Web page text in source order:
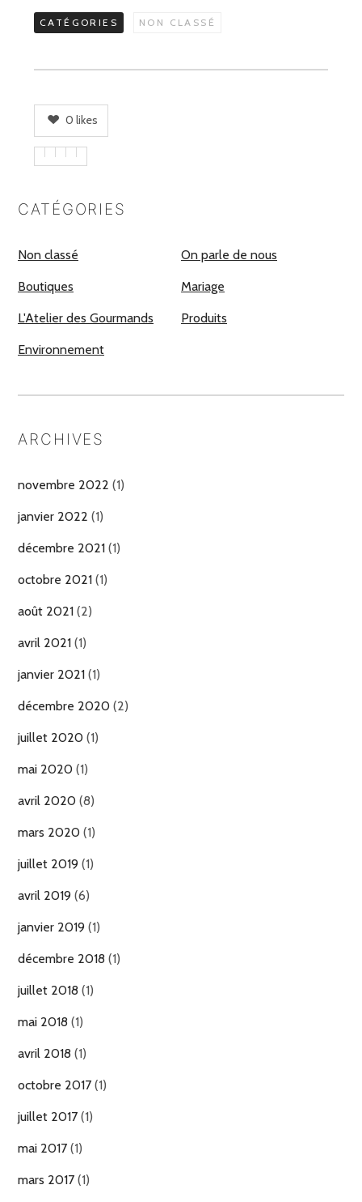
CATÉGORIES NON CLASSÉ
0 likes
CATÉGORIES
Non classé On parle de nous
Boutiques Mariage
L'Atelier des Gourmands Produits
Environnement
ARCHIVES
novembre 2022 (1)
janvier 2022 (1)
décembre 2021 (1)
octobre 2021 (1)
août 2021 (2)
avril 2021 (1)
janvier 2021 (1)
décembre 2020 (2)
juillet 2020 (1)
mai 2020 (1)
avril 2020 (8)
mars 2020 (1)
juillet 2019 (1)
avril 2019 (6)
janvier 2019 (1)
décembre 2018 (1)
juillet 2018 (1)
mai 2018 (1)
avril 2018 (1)
octobre 2017 (1)
juillet 2017 (1)
mai 2017 (1)
mars 2017 (1)